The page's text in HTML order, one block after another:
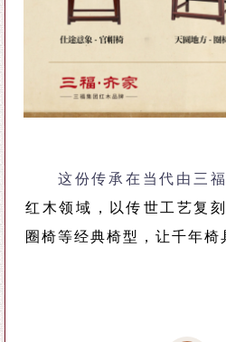
这份传承在当代由三
红木领域，以传世工艺复
圈椅等经典椅型，让千年椅